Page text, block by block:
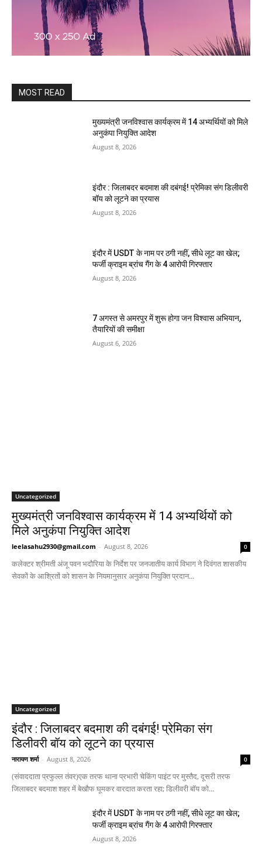
MOST READ
मुख्यमंत्री जनविश्वास कार्यक्रम में 14 अभ्यर्थियों को मिले
अनुकंपा नियुक्ति आदेश
August 8, 2026
इंदौर : जिलाबदर बदमाश की दबंगई! प्रेमिका संग डिलीवरी
बॉय को लूटने का प्रयास
August 8, 2026
इंदौर में USDT के नाम पर ठगी नहीं, सीधे लूट का खेल;
फर्जी क्राइम ब्रांच गैंग के 4 आरोपी गिरफ्तार
August 8, 2026
7 अगस्त से अमरपुर में शुरू होगा जन विश्वास अभियान,
तैयारियों की समीक्षा
August 6, 2026
Uncategorized
मुख्यमंत्री जनविश्वास कार्यक्रम में 14 अभ्यर्थियों को
मिले अनुकंपा नियुक्ति आदेश
leelasahu2930@gmail.com - August 8, 2026 0
कलेक्टर श्रीमती अंजू पवन भदौरिया के निर्देश पर जनजातीय कार्य विभाग ने दिवंगत शासकीय
सेवकों के आश्रितों को शासन के नियमानुसार अनुकंपा नियुक्ति प्रदान...
Uncategorized
इंदौर : जिलाबदर बदमाश की दबंगई! प्रेमिका संग
डिलीवरी बॉय को लूटने का प्रयास
नारायण शर्मा - August 8, 2026 0
(संवाददाता प्रफुल्ल तंवर)एक तरफ थाना प्रभारी चेकिंग पाइंट पर मुस्तैद, दूसरी तरफ
जिलाबदर बदमाश शहर में बेखौफ घूमकर वारदात करता रहा; डिलीवरी बॉय को...
इंदौर में USDT के नाम पर ठगी नहीं, सीधे लूट का खेल;
फर्जी क्राइम ब्रांच गैंग के 4 आरोपी गिरफ्तार
August 8, 2026